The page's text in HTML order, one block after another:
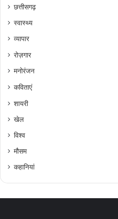
छत्तीसगढ़
रोज़गार
कविताएं
शायरी
कहानियां